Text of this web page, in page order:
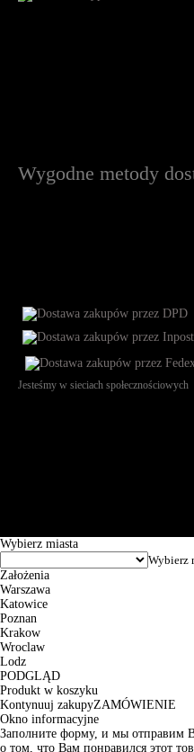
Wygodne metody
Jesteśmy w sieciach społecznościowych
Wybierz miasta
Założenia
Warszawa
Katowice
Poznan
Krakow
Wroclaw
Lodz
PODGLĄD
Produkt w koszyku
Kontynuuj zakupyZAMÓWIENIE
Okno informacyjne
Заполните форму, и мы отправим
о том, что Вам понравился этот